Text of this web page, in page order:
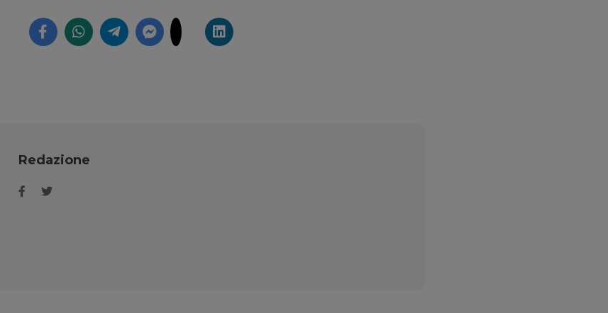
Redazione